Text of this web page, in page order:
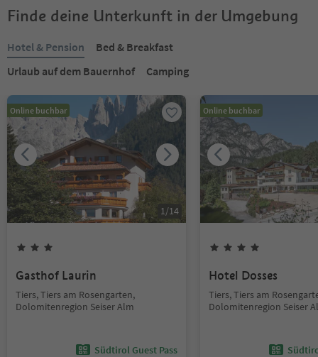
Finde deine Unterkunft in der Umgebung
Hotel & Pension
Bed & Breakfast
Urlaub auf dem Bauernhof
Camping
Online buchbar
1/14
Gasthof Laurin
Tiers, Tiers am Rosengarten,
Dolomitenregion Seiser Alm
Südtirol Guest Pass
Online buchbar
Hotel Dosses
Tiers, Tiers am
Dolomitenregion Seiser